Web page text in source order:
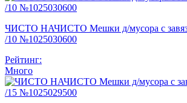
ЧИСТО НАЧИСТО Мешки д/мусора с
/10 №1025030600
Рейтинг:
Много